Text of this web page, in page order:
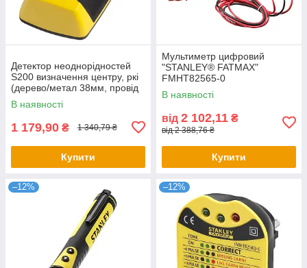
Детектор неоднорідностей
S200 визначення центру, ркі
(дерево/метал 38мм, провід
220В до 51мм) Stanley
В наявності
1 179,90 ₴ 1 340,79 ₴
Купити
Мультиметр цифровий
"STANLEY® FATMAX"
FMHT82565-0
В наявності
від 2 102,11 ₴
від 2 388,76 ₴
Купити
–12% –12%